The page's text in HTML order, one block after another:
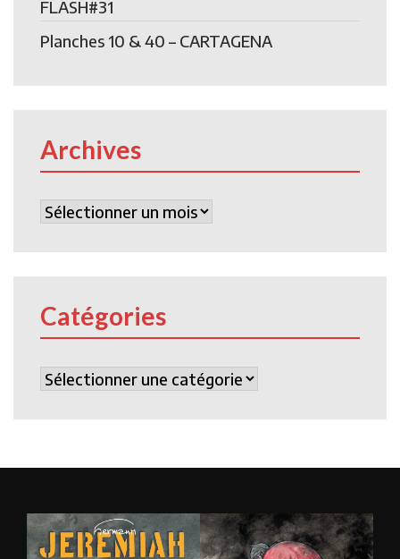
FLASH#31
Planches 10 & 40 – CARTAGENA
Archives
Archives
Catégories
Catégories